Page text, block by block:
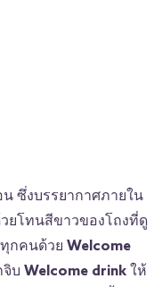
ซึ่งบรรยากาศภายใน
ยโทนสีขาวของโถงที่ดู
กคนด้วย Welcome
จิบ Welcome drinkให้